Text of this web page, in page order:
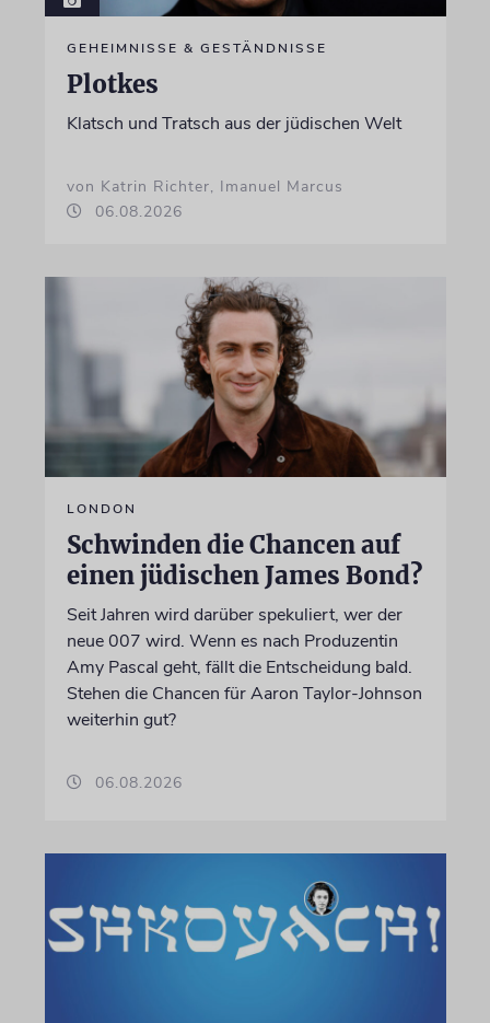
GEHEIMNISSE & GESTÄNDNISSE
Plotkes
Klatsch und Tratsch aus der jüdischen Welt
von Katrin Richter, Imanuel Marcus
06.08.2026
LONDON
Schwinden die Chancen auf
einen jüdischen James Bond?
Seit Jahren wird darüber spekuliert, wer der
neue 007 wird. Wenn es nach Produzentin
Amy Pascal geht, fällt die Entscheidung bald.
Stehen die Chancen für Aaron Taylor-Johnson
weiterhin gut?
06.08.2026